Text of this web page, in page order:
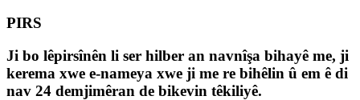
PIRS
Ji bo lêpirsînên li ser hilber an navnîşa bihayê me, ji
kerema xwe e-nameya xwe ji me re bihêlin û em ê di
nav 24 demjimêran de bikevin têkiliyê.